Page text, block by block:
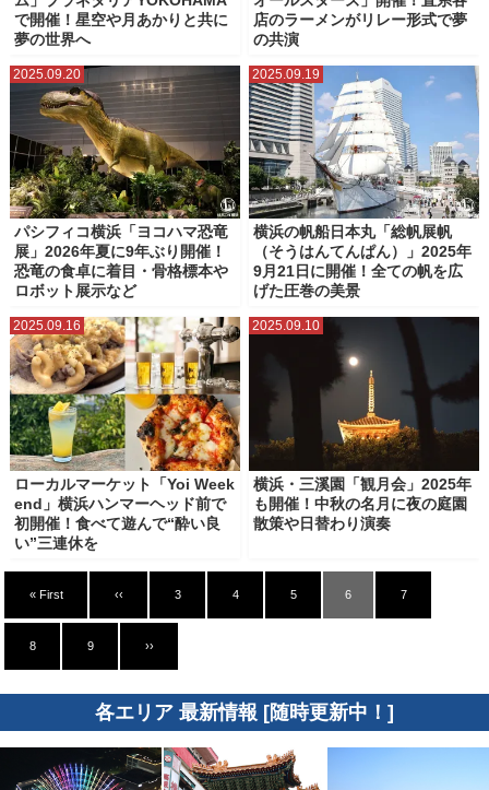
で開催！星空や月あかりと共に
夢の世界へ
店のラーメンがリレー形式で夢
の共演
2025.09.20
パシフィコ横浜「ヨコハマ恐竜
展」2026年夏に9年ぶり開催！
恐竜の食卓に着目・骨格標本や
ロボット展示など
2025.09.19
横浜の帆船日本丸「総帆展帆
（そうはんてんぱん）」2025年
9月21日に開催！全ての帆を広
げた圧巻の美景
2025.09.16
ローカルマーケット「Yoi Week
end」横浜ハンマーヘッド前で
初開催！食べて遊んで“酔い良
い”三連休を
2025.09.10
横浜・三溪園「観月会」2025年
も開催！中秋の名月に夜の庭園
散策や日替わり演奏
« First ‹‹ 3 4 5 6 7
8 9 ››
各エリア 最新情報 [随時更新中！]